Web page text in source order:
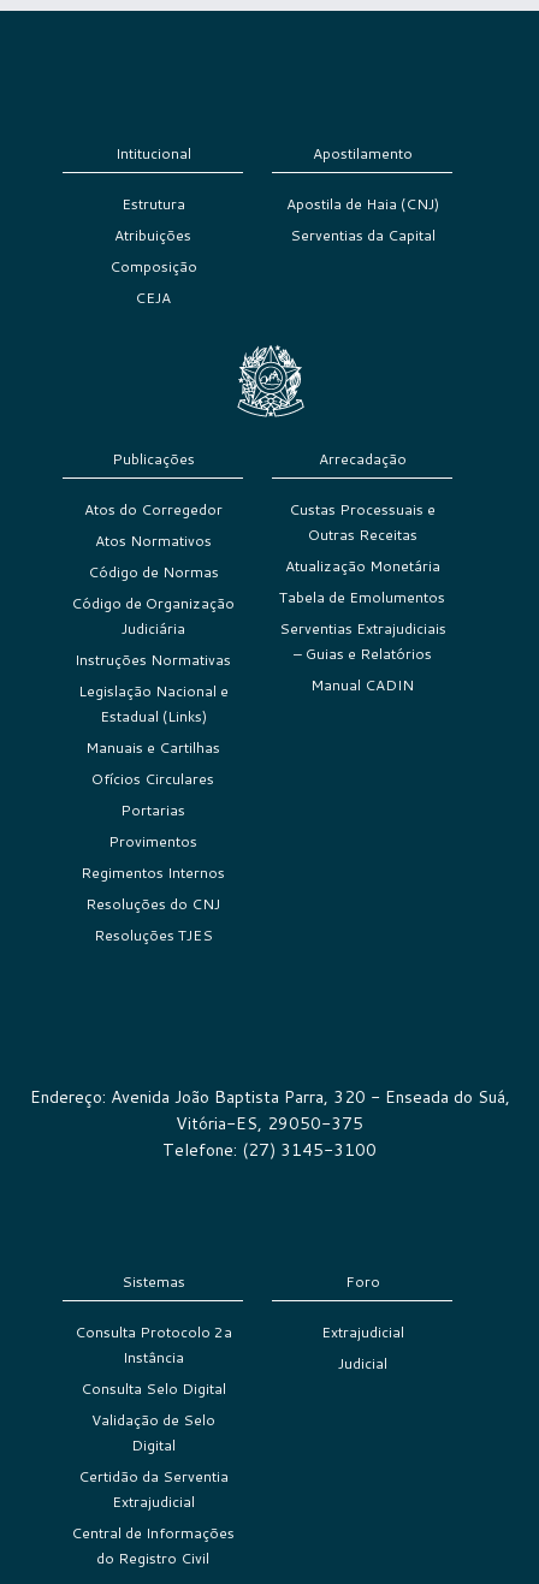
Intitucional
Estrutura
Atribuições
Composição
CEJA
Apostilamento
Apostila de Haia (CNJ)
Serventias da Capital
Publicações
Atos do Corregedor
Atos Normativos
Código de Normas
Código de Organização
Judiciária
Instruções Normativas
Legislação Nacional e
Estadual (Links)
Manuais e Cartilhas
Ofícios Circulares
Portarias
Provimentos
Regimentos Internos
Resoluções do CNJ
Resoluções TJES
Arrecadação
Custas Processuais e
Outras Receitas
Atualização Monetária
Tabela de Emolumentos
Serventias Extrajudiciais
– Guias e Relatórios
Manual CADIN
Endereço: Avenida João Baptista Parra, 320 - Enseada do Suá,
Vitória-ES, 29050-375
Telefone: (27) 3145-3100
Sistemas
Consulta Protocolo 2a
Instância
Consulta Selo Digital
Validação de Selo
Digital
Certidão da Serventia
Extrajudicial
Central de Informações
do Registro Civil
Foro
Extrajudicial
Judicial